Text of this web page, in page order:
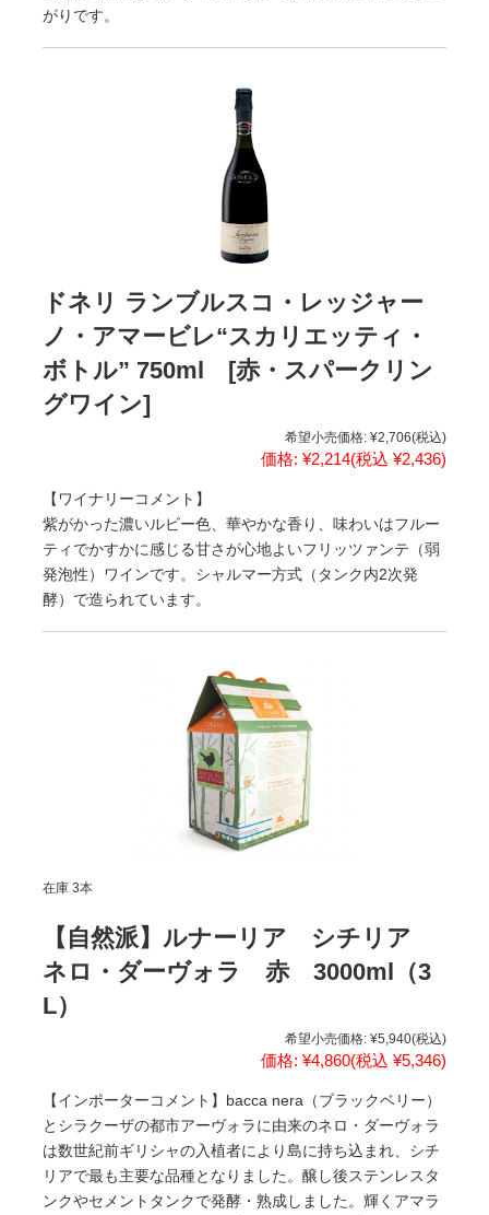
がりです。
ドネリ ランブルスコ・レッジャー
ノ・アマービレ“スカリエッティ・
ボトル” 750ml [赤・スパークリン
グワイン]
希望小売価格: ¥2,706(税込)
価格: ¥2,214(税込 ¥2,436)
【ワイナリーコメント】
紫がかった濃いルビー色、華やかな香り、味わいはフルー
ティでかすかに感じる甘さが心地よいフリッツァンテ（弱
発泡性）ワインです。シャルマー方式（タンク内2次発
酵）で造られています。
在庫 3本
【自然派】ルナーリア シチリア
ネロ・ダーヴォラ 赤 3000ml（3
L）
希望小売価格: ¥5,940(税込)
価格: ¥4,860(税込 ¥5,346)
【インポーターコメント】bacca nera（ブラックベリー）
とシラクーザの都市アーヴォラに由来のネロ・ダーヴォラ
は数世紀前ギリシャの入植者により島に持ち込まれ、シチ
リアで最も主要な品種となりました。醸し後ステンレスタ
ンクやセメントタンクで発酵・熟成しました。輝くアマラ